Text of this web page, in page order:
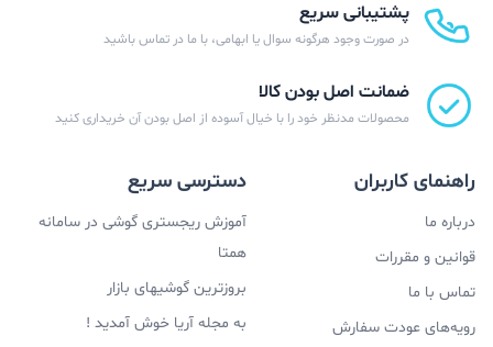
پشتیبانی سریع
در صورت وجود هرگونه سوال یا ابهامی، با ما در تماس باشید
ضمانت اصل بودن کالا
محصولات مدنظر خود را با خیال آسوده از اصل بودن آن خریداری کنید
راهنمای کاربران
درباره ما
قوانین و مقررات
تماس با ما
رویه‌های عودت سفارش
دسترسی سریع
آموزش ریجستری گوشی در سامانه
همتا
بروزترین گوشیهای بازار
به مجله آریا خوش آمدید !